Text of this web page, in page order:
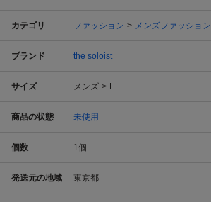
カテゴリ ファッション メンズファッション
ブランド the soloist
サイズ メンズ L
商品の状態 未使用
個数 1個
発送元の地域 東京都